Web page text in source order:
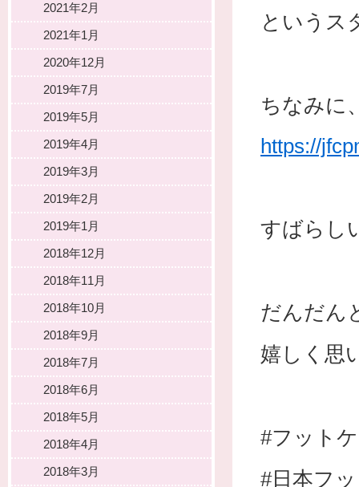
というス
ちなみに
https://
すばらし
だんだん
嬉しく思
#フット
#日本フ
2021年2月
2021年1月
2020年12月
2019年7月
2019年5月
2019年4月
2019年3月
2019年2月
2019年1月
2018年12月
2018年11月
2018年10月
2018年9月
2018年7月
2018年6月
2018年5月
2018年4月
2018年3月